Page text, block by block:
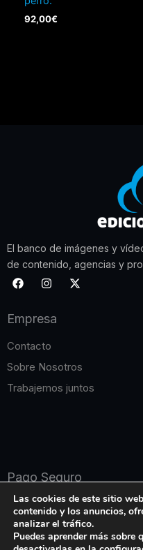
92,00€
El banco de imágenes y
de contenido, agencias y
F
a
b
o
I
n
a
r
m
X
-
r
Empresa
Contacto
Sobre Nosotros
Trabajemos juntos
Pago Seguro
Las cookies de este sitio
contenido y los anuncios,
analizar el tráfico.
Puedes aprender más